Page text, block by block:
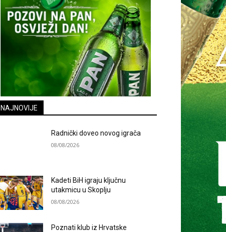
NAJNOVIJE
Radnički doveo novog igrača
08/08/2026
Kadeti BiH igraju ključnu
utakmicu u Skoplju
08/08/2026
Poznati klub iz Hrvatske